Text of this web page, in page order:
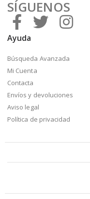
SÍGUENOS
Ayuda
Búsqueda Avanzada
Mi Cuenta
Contacta
Envíos y devoluciones
Aviso legal
Política de privacidad